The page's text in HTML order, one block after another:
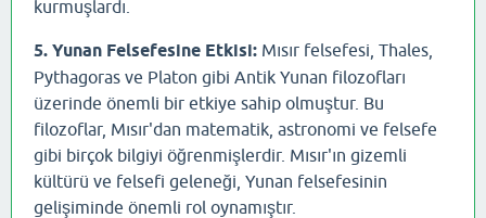
kurmuşlardı.
5. Yunan Felsefesine Etkisi: Mısır felsefesi, Thales,
Pythagoras ve Platon gibi Antik Yunan filozofları
üzerinde önemli bir etkiye sahip olmuştur. Bu
filozoflar, Mısır'dan matematik, astronomi ve felsefe
gibi birçok bilgiyi öğrenmişlerdir. Mısır'ın gizemli
kültürü ve felsefi geleneği, Yunan felsefesinin
gelişiminde önemli rol oynamıştır.